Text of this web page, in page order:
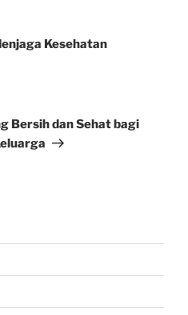
Kesehatan
Bersih dan Sehat bagi